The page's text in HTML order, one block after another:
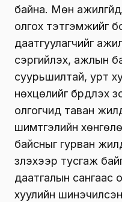
байна. Мөн
олгох тэтгэмжийг
даатгуулагчийг
сэргийлэх, ажлын
суурьшилтай, урт
нөхцөлийг
олгогчид таван
шимтгэлийн
байсныг гурван
үзүүлэхээр тусгаж
даатгалын сангаас
хуулийн